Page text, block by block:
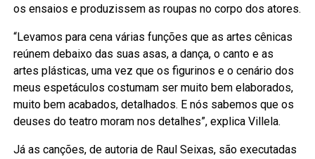
os ensaios e produzissem as roupas no corpo dos atores.
“Levamos para cena várias funções que as artes cênicas
reúnem debaixo das suas asas, a dança, o canto e as
artes plásticas, uma vez que os figurinos e o cenário dos
meus espetáculos costumam ser muito bem elaborados,
muito bem acabados, detalhados. E nós sabemos que os
deuses do teatro moram nos detalhes”, explica Villela.
Já as canções, de autoria de Raul Seixas, são executadas